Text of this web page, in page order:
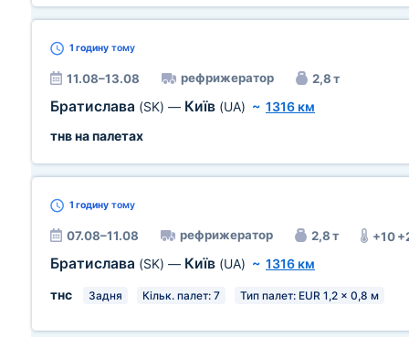
1 годину тому
11.08–13.08 рефрижератор 2,8 т
Братислава (SK) — Київ (UA) ~ 1316 км
тнв на палетах
1 годину тому
07.08–11.08 рефрижератор 2,8 т +10
Братислава (SK) — Київ (UA) ~ 1316 км
тнс
Задня Кільк. палет: 7 Тип палет: EUR 1,2 x 0,8 м